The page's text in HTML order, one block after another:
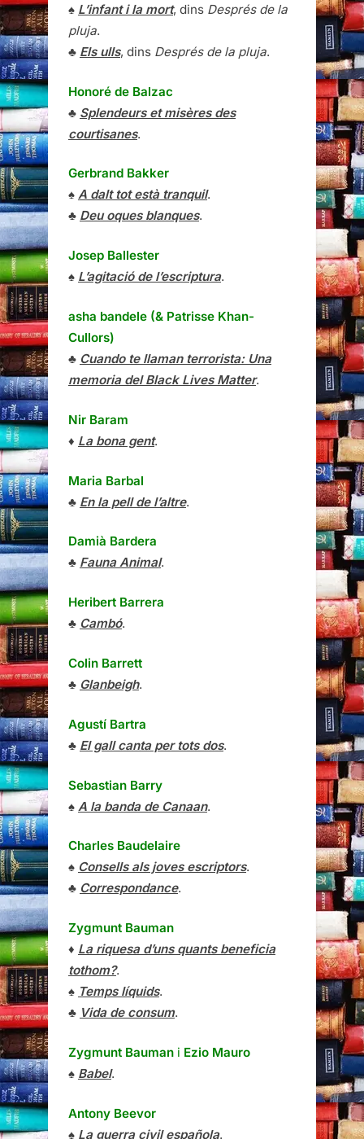
♠ L’infant i la mort, dins Després de la
pluja.
♣ Els ulls, dins Després de la pluja.
Honoré de Balzac
♣ Splendeurs et misères des
courtisanes.
Gerbrand Bakker
♠ A dalt tot està tranquil.
♣ Deu oques blanques.
Josep Ballester
♠ L’agitació de l’escriptura.
asha bandele (& Patrisse Khan-
Cullors)
♣ Cuando te llaman terrorista: Una
memoria del Black Lives Matter.
Nir Baram
♦ La bona gent.
Maria Barbal
♣ En la pell de l’altre.
Damià Bardera
♣ Fauna Animal.
Heribert Barrera
♣ Cambó.
Colin Barrett
♣ Glanbeigh.
Agustí Bartra
♣ El gall canta per tots dos.
Sebastian Barry
♠ A la banda de Canaan.
Charles Baudelaire
♠ Consells als joves escriptors.
♣ Correspondance.
Zygmunt Bauman
♦ La riquesa d’uns quants beneficia
tothom?.
♠ Temps líquids.
♣ Vida de consum.
Zygmunt Bauman i Ezio Mauro
♠ Babel.
Antony Beevor
♠ La guerra civil española.